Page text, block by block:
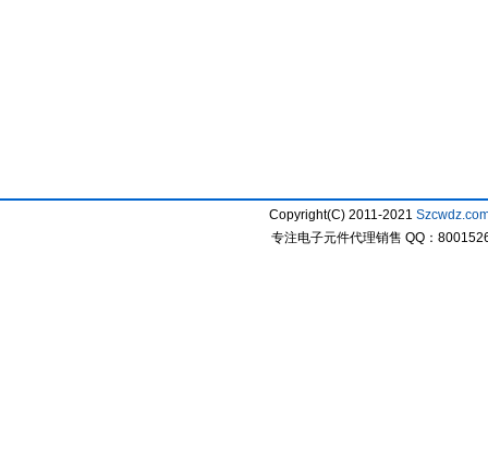
Copyright(C) 2011-2021
专注电子元件代理销售 QQ：